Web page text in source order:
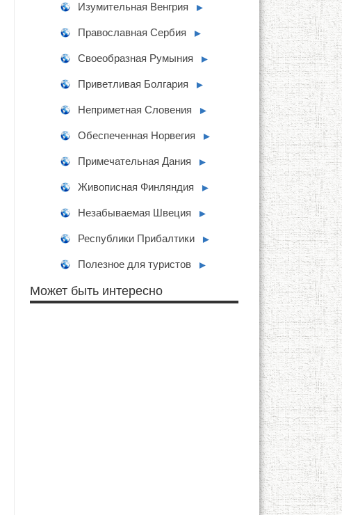
Изумительная Венгрия ►
Православная Сербия ►
Своеобразная Румыния ►
Приветливая Болгария ►
Неприметная Словения ►
Обеспеченная Норвегия ►
Примечательная Дания ►
Живописная Финляндия ►
Незабываемая Швеция ►
Республики Прибалтики ►
Полезное для туристов ►
Может быть интересно